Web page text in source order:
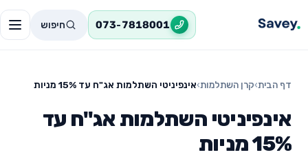
073-7818001 חיפוש
דף הבית›קרן השתלמות›אינפיניטי השתלמות אג"ח עד 15% מניות
אינפיניטי השתלמות אג"ח עד
15% מניות